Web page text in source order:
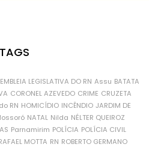
TAGS
LEGISLATIVA DO RN Assu BATATA
CORONEL AZEVEDO CRIME CRUZETA
RN HOMICÍDIO INCÊNDIO JARDIM DE
NATAL Nilda NÉLTER QUEIROZ
Parnamirim POLÍCIA POLÍCIA CIVIL
MOTTA RN ROBERTO GERMANO